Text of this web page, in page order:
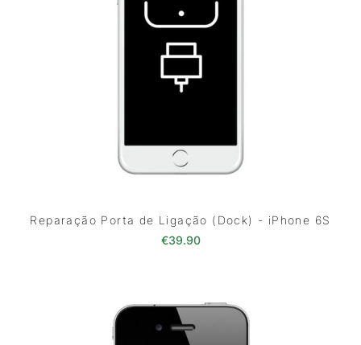
Reparação Porta de Ligação (Dock) - iPhone 6S
€39.90